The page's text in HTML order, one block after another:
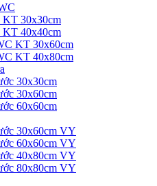
KT 30x30cm
KT 40x40cm
KT 30x60cm
KT 40x80cm
30x30cm
30x60cm
60x60cm
30x60cm VY
60x60cm VY
40x80cm VY
80x80cm VY